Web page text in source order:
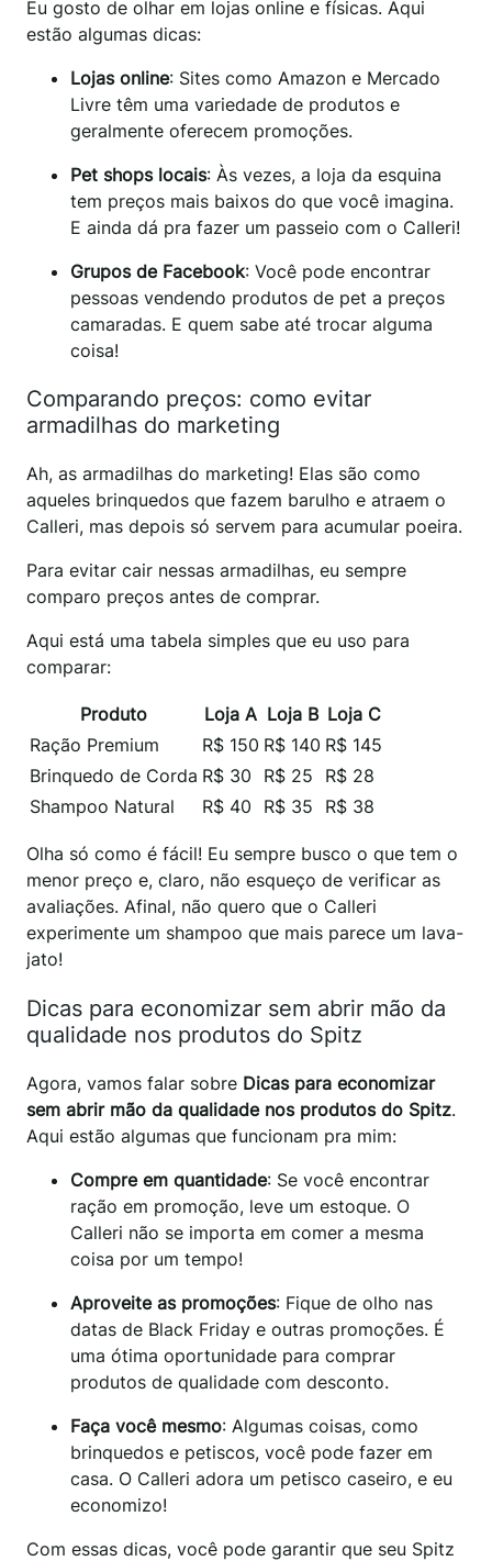
Eu gosto de olhar em lojas online e físicas. Aqui
estão algumas dicas:
Lojas online: Sites como Amazon e Mercado
Livre têm uma variedade de produtos e
geralmente oferecem promoções.
Pet shops locais: Às vezes, a loja da esquina
tem preços mais baixos do que você imagina.
E ainda dá pra fazer um passeio com o Calleri!
Grupos de Facebook: Você pode encontrar
pessoas vendendo produtos de pet a preços
camaradas. E quem sabe até trocar alguma
coisa!
Comparando preços: como evitar
armadilhas do marketing
Ah, as armadilhas do marketing! Elas são como
aqueles brinquedos que fazem barulho e atraem o
Calleri, mas depois só servem para acumular poeira.
Para evitar cair nessas armadilhas, eu sempre
comparo preços antes de comprar.
Aqui está uma tabela simples que eu uso para
comparar:
Produto Loja A Loja B Loja C
Ração Premium
R$ 150 R$ 140 R$ 145
Brinquedo de Corda R$ 30 R$ 25
R$ 28
Shampoo Natural
R$ 40 R$ 35 R$ 38
Olha só como é fácil! Eu sempre busco o que tem o
menor preço e, claro, não esqueço de verificar as
avaliações. Afinal, não quero que o Calleri
experimente um shampoo que mais parece um lava-
jato!
Dicas para economizar sem abrir mão da
qualidade nos produtos do Spitz
Agora, vamos falar sobre Dicas para economizar
sem abrir mão da qualidade nos produtos do Spitz.
Aqui estão algumas que funcionam pra mim:
Compre em quantidade: Se você encontrar
ração em promoção, leve um estoque. O
Calleri não se importa em comer a mesma
coisa por um tempo!
Aproveite as promoções: Fique de olho nas
datas de Black Friday e outras promoções. É
uma ótima oportunidade para comprar
produtos de qualidade com desconto.
Faça você mesmo: Algumas coisas, como
brinquedos e petiscos, você pode fazer em
casa. O Calleri adora um petisco caseiro, e eu
economizo!
Com essas dicas, você pode garantir que seu Spitz